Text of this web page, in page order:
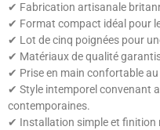
✔ Fabrication artisanale
✔ Format compact idéal pour
✔ Lot de cinq poignées pour
✔ Matériaux de qualité
✔ Prise en main confortable
✔ Style intemporel convenant
contemporaines.
✔ Installation simple et finition